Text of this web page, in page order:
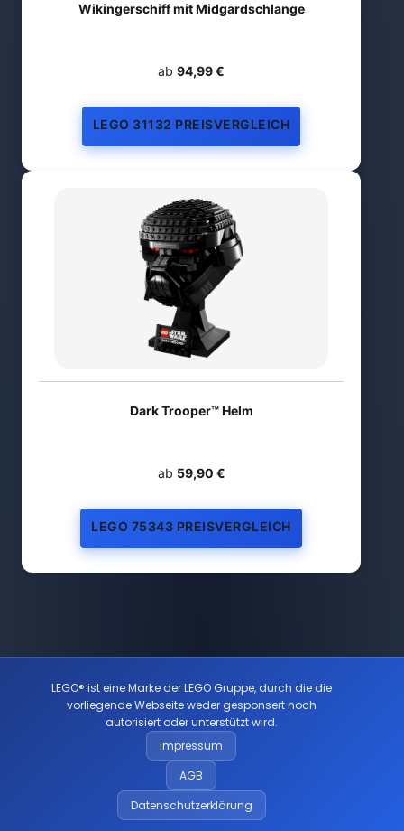
Wikingerschiff mit Midgardschlange
ab 94,99 €
LEGO 31132 PREISVERGLEICH
Dark Trooper™ Helm
ab 59,90 €
LEGO 75343 PREISVERGLEICH
LEGO® ist eine Marke der LEGO Gruppe, durch die die
vorliegende Webseite weder gesponsert noch
autorisiert oder unterstützt wird.
Impressum
AGB
Datenschutzerklärung